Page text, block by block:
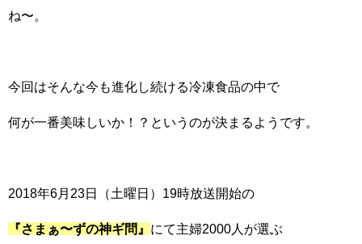
ね〜。
今回はそんな今も進化し続ける冷凍食品の中で
何が一番美味しいか！？というのが決まるようです。
2018年6月23日（土曜日）19時放送開始の
『さまぁ〜ずの神ギ問』 にて主婦2000人が選ぶ